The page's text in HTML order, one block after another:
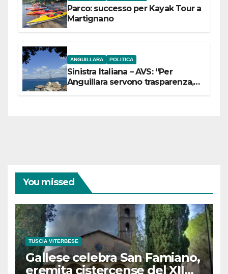
Parco: successo per Kayak Tour a
Martignano
ANGUILLARA POLITICA
Sinistra Italiana – AVS: “Per
Anguillara servono trasparenza,
You missed
TUSCIA VITERBESE
Gallese celebra San Famiano,
eremita cistercense del XII